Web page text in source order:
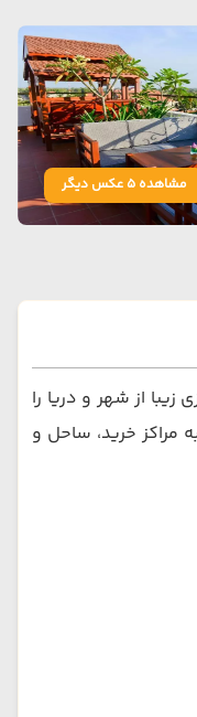
مشاهده 5 عکس دیگر
از شهر و دریا را
مراکز خرید، ساحل و